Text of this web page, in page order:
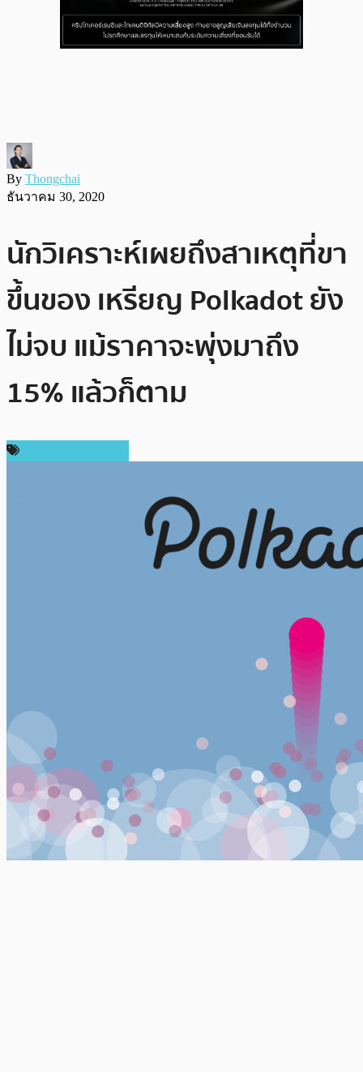
By Thongchai
ธันวาคม 30, 2020
นักวิเคราะห์เผยถึงสาเหตุที่ขา
ขึ้นของ เหรียญ Polkadot ยัง
ไม่จบ แม้ราคาจะพุ่งมาถึง
15% แล้วก็ตาม